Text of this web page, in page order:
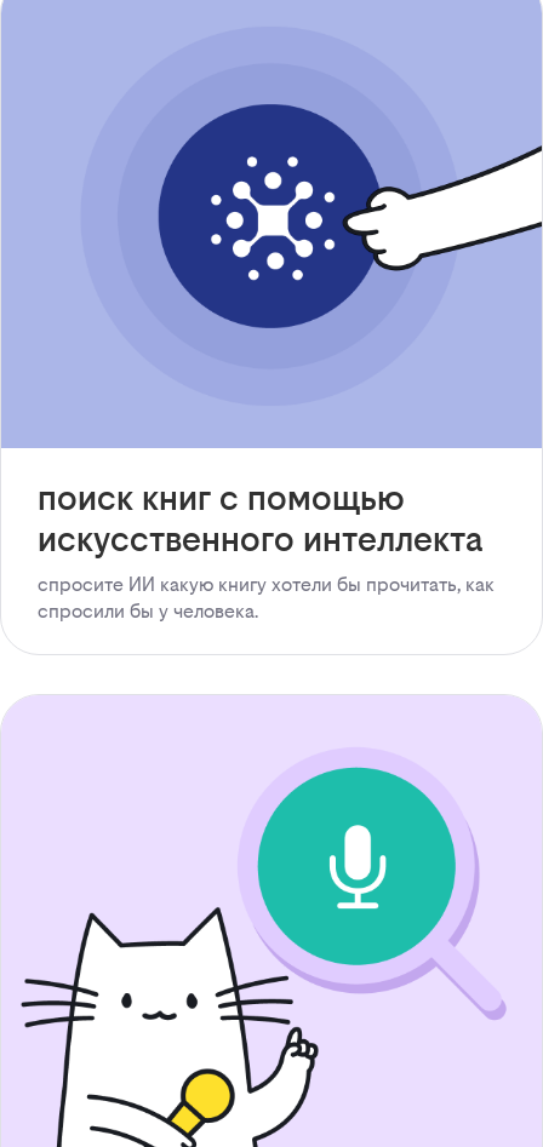
поиск книг с помощью
искусственного интеллекта
спросите ИИ какую книгу хотели бы прочитать, как
спросили бы у человека.